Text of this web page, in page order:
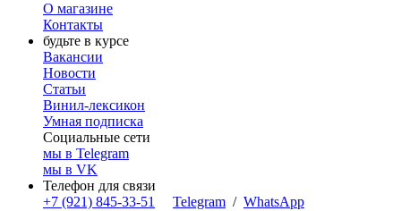
О магазине
Контакты
будьте в курсе
Вакансии
Новости
Статьи
Винил-лексикон
Умная подписка
Социальные сети
мы в Telegram
мы в VK
Телефон для связи
+7 (921) 845-33-51
Telegram / WhatsApp